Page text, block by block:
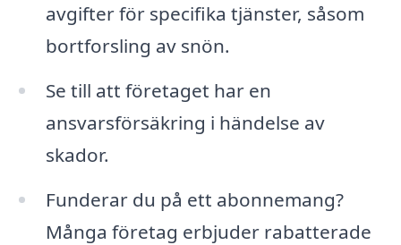
avgifter för specifika tjänster, såsom
bortforsling av snön.
Se till att företaget har en
ansvarsförsäkring i händelse av
skador.
Funderar du på ett abonnemang?
Många företag erbjuder rabatterade